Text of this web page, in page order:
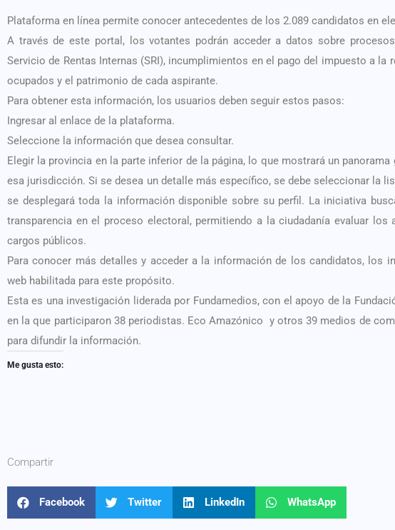
Plataforma en línea permite conocer antecedentes de los 2.089 candidatos en
A través de este portal, los votantes podrán acceder a datos sobre
Servicio de Rentas Internas (SRI), incumplimientos en el pago del impuesto a
ocupados y el patrimonio de cada aspirante.
Para obtener esta información, los usuarios deben seguir estos pasos:
Ingresar al enlace de la plataforma.
Seleccione la información que desea consultar.
Elegir la provincia en la parte inferior de la página, lo que mostrará un
esa jurisdicción. Si se desea un detalle más específico, se debe seleccionar la
se desplegará toda la información disponible sobre su perfil. La iniciativa
transparencia en el proceso electoral, permitiendo a la ciudadanía evaluar los
cargos públicos.
Para conocer más detalles y acceder a la información de los candidatos, los
web habilitada para este propósito.
Esta es una investigación liderada por Fundamedios, con el apoyo de la
en la que participaron 38 periodistas. Eco Amazónico y otros 39 medios de
para difundir la información.
Me gusta esto:
Compartir
Facebook Twitter LinkedIn WhatsApp